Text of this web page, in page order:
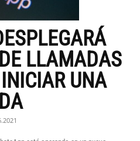
LLAMADAS
UNA